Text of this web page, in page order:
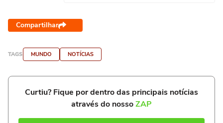
Compartilhar
TAGS MUNDO NOTÍCIAS
Curtiu? Fique por dentro das principais notícias
através do nossoZAP